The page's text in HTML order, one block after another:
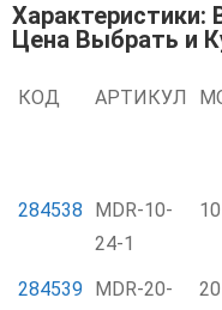
Характеристики:
Цена Выбрать и
КОД АРТИКУЛ
284538
MDR-10-
24-1
284539
MDR-20-